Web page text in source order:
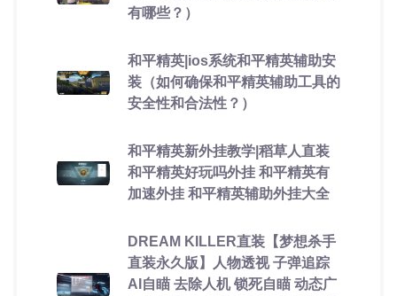
有哪些？）
和平精英|ios系统和平精英辅助安
装（如何确保和平精英辅助工具的
安全性和合法性？）
和平精英新外挂教学|稻草人直装
和平精英好玩吗外挂 和平精英有
加速外挂 和平精英辅助外挂大全
DREAM KILLER直装【梦想杀手
直装永久版】人物透视 子弹追踪
AI自瞄 去除人机 锁死自瞄 动态广